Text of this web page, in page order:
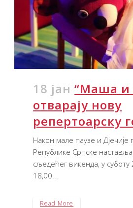
18 јан “Маша и
отварају нову
репертоарску
Након мале паузе и
Републике Српске
сљедећег викенда, у суботу
18,00...
Read More